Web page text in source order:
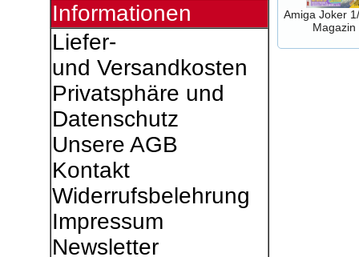
Informationen
Liefer-
und Versandkosten
Privatsphäre und
Datenschutz
Unsere AGB
Kontakt
Widerrufsbelehrung
Impressum
Newsletter
Amiga Joker
Magazin